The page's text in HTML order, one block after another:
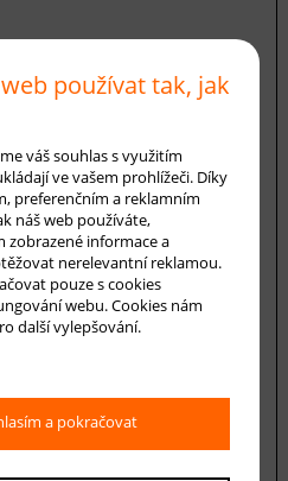
používat tak, jak
váš souhlas s využitím
ve vašem prohlížeči. Díky
preferenčním a reklamním
náš web používáte,
zobrazené informace a
nerelevantní reklamou.
pouze s cookies
webu. Cookies nám
další vylepšování.
a pokračovat